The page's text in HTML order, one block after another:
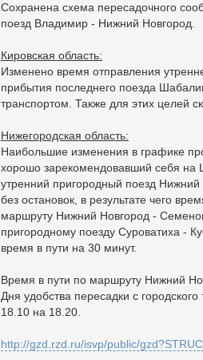
Сохранена схема пересадочного
поезд Владимир - Нижний Новгород.
Кировская область:
Изменено время отправления
прибытия последнего поезда
транспортом. Также для этих целей
Нижегородская область:
Наибольшие изменения в графике
хорошо зарекомендовавший себя на
утренний пригородный поезд
без остановок, в результате чего
маршруту Нижний Новгород -
пригородному поезду Суроватиха -
время в пути на 30 минут.
Время в пути по маршруту Нижний
Дня удобства пересадки с
18.10 на 18.20.
http://gzd.rzd.ru/isvp/public/